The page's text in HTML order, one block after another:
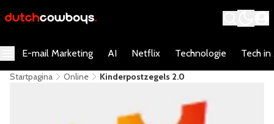
E-mail Marketing AI Netflix Technologie Tech in
Startpagina Online Kinderpostzegels 2.0